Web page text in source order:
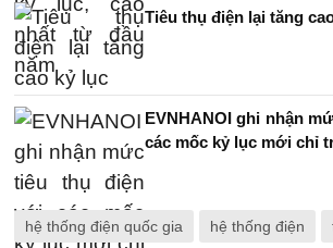
Tiêu thụ điện lại tăng
EVNHANOI ghi nhận
các mốc kỷ lục mới chỉ
hệ thống điện quốc gia hệ thống điện